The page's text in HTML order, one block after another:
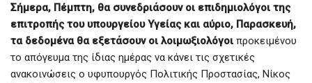
Σήμερα, Πέμπτη, θα συνεδριάσουν οι επιδημιολόγοι της
επιτροπής του υπουργείου Υγείας και αύριο, Παρασκευή,
τα δεδομένα θα εξετάσουν οι λοιμωξιολόγοι προκειμένου
το απόγευμα της ίδιας ημέρας να κάνει τις σχετικές
ανακοινώσεις ο υφυπουργός Πολιτικής Προστασίας, Νίκος